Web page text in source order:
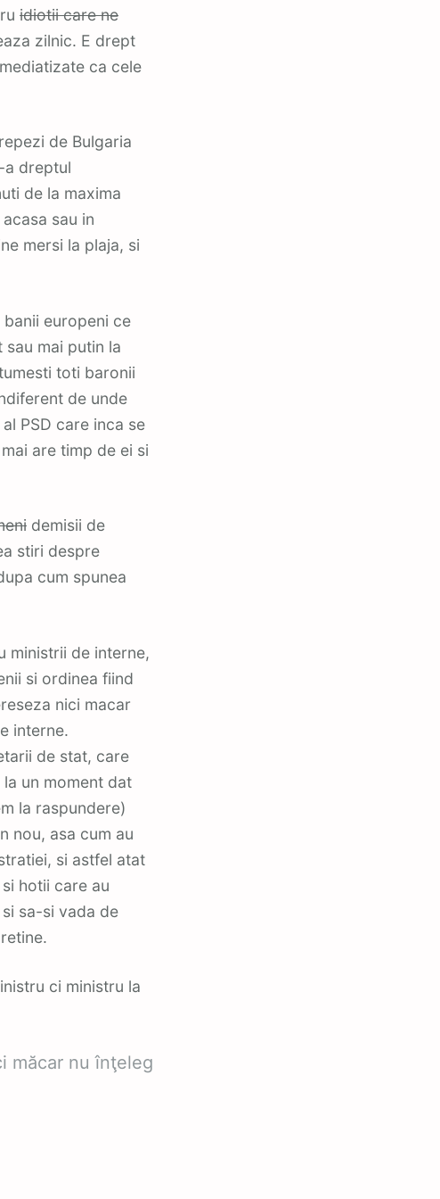
idiotii care ne
zilnic. E drept
ca cele
de Bulgaria
a dreptul
de la maxima
sau in
mersi la plaja, si
europeni ce
mai putin la
toti baronii
de unde
PSD care inca se
are timp de ei si
demisii de
stiri despre
cum spunea
ministrii de interne,
si ordinea fiind
nici macar
interne.
de stat, care
un moment dat
la raspundere)
nou, asa cum au
si astfel atat
hotii care au
sa-si vada de
ci ministru la
măcar nu înţeleg